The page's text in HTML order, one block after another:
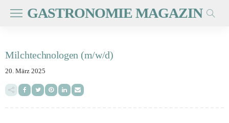
GASTRONOMIE MAGAZIN
Milchtechnologen (m/w/d)
20. März 2025